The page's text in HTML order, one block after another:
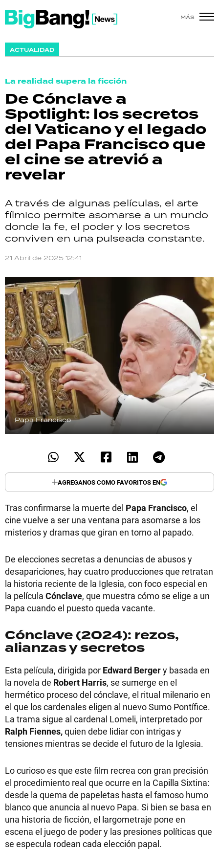
MÁS
ACTUALIDAD
La realidad supera la ficción
De Cónclave a
Spotlight: los secretos
del Vaticano y el legado
del Papa Francisco que
el cine se atrevió a
revelar
A través de algunas películas, el arte
fílmico permite asomarse a un mundo
donde la fe, el poder y los secretos
conviven en una pulseada constante.
21 Abril de 2025 12:41
Papa Francisco
AGREGANOS COMO FAVORITOS EN
Tras confirmarse la muerte del Papa Francisco, el
cine vuelve a ser una ventana para asomarse a los
misterios y dramas que giran en torno al papado.
De elecciones secretas a denuncias de abusos y
desapariciones, hay cuatro producciones que retratan
la historia reciente de la Iglesia, con foco especial en
la película Cónclave, que muestra cómo se elige a un
Papa cuando el puesto queda vacante.
Cónclave (2024): rezos,
alianzas y secretos
Esta película, dirigida por Edward Bergery basada en
la novela de Robert Harris, se sumerge en el
hermético proceso del cónclave, el ritual milenario en
el que los cardenales eligen al nuevo Sumo Pontífice.
La trama sigue al cardenal Lomeli, interpretado por
Ralph Fiennes,quien debe lidiar con intrigas y
tensiones mientras se decide el futuro de la Iglesia.
Lo curioso es que este film recrea con gran precisión
el procedimiento real que ocurre en la Capilla Sixtina:
desde la quema de papeletas hasta el famoso humo
blanco que anuncia al nuevo Papa. Si bien se basa en
una historia de ficción, el largometraje pone en
escena el juego de poder y las presiones políticas que
se especula rodean cada elección papal.
SHOW
ACTUALIDAD
POLICIALES
ECONOMÍA
GRAN HERMANO
DEPORTES
TECNOLOGÍA
RECETAS
PALABRAS
HORÓSCOPO
Seguinos